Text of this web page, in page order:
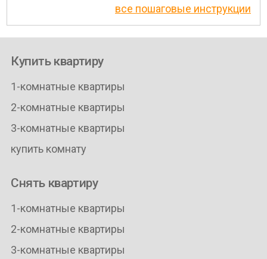
все пошаговые инструкции
Купить квартиру
1-комнатные квартиры
2-комнатные квартиры
3-комнатные квартиры
купить комнату
Снять квартиру
1-комнатные квартиры
2-комнатные квартиры
3-комнатные квартиры